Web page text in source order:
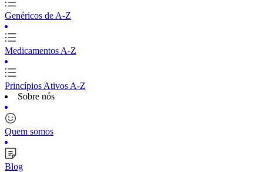
Genéricos de A-Z
Medicamentos A-Z
Princípios Ativos A-Z
Sobre nós
Quem somos
Blog